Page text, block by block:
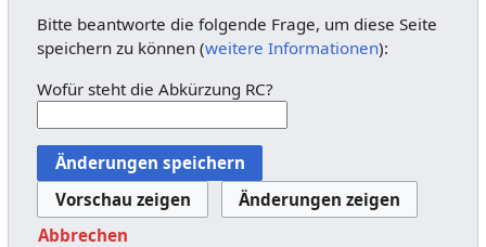
Bitte beantworte die folgende Frage, um diese Seite
speichern zu können (weitere Informationen):
Wofür steht die Abkürzung RC?
Abbrechen